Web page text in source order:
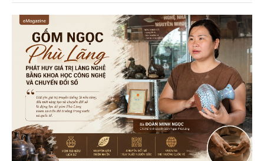
trường phối hợp với Sở Nông nghiệp và Môi trường
tỉnh Lai Châu tổ chức ngày 10/7/2026. Hội thảo thu
hút sự tham gia của hơn 100 đại biểu là lãnh đạo
các đơn vị thuộc Bộ Nông nghiệp và Môi trường,
chuyên gia, nhà khoa học, Sở Nông nghiệp và Môi
trường tỉnh Lai Châu và đại diện các cơ quan đơn vị
doanh nghiệp ở các tỉnh miền núi phía Bắc.